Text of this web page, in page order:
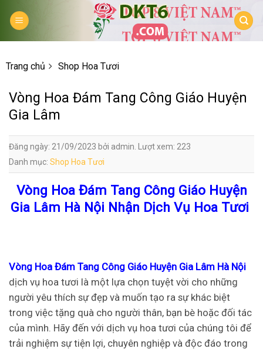
Trang chủ Shop Hoa Tươi
Vòng Hoa Đám Tang Công Giáo Huyện
Gia Lâm
Đăng ngày: 21/09/2023 bởi admin. Lượt xem: 223
Danh mục: Shop Hoa Tươi
Vòng Hoa Đám Tang Công Giáo Huyện
Gia Lâm Hà Nội Nhận Dịch Vụ Hoa Tươi
Vòng Hoa Đám Tang Công Giáo Huyện Gia Lâm Hà Nội
dịch vụ hoa tươi là một lựa chọn tuyệt vời cho những
người yêu thích sự đẹp và muốn tạo ra sự khác biệt
trong việc tặng quà cho người thân, bạn bè hoặc đối tác
của mình. Hãy đến với dịch vụ hoa tươi của chúng tôi để
trải nghiệm sự tiện lợi, chuyên nghiệp và độc đáo trong